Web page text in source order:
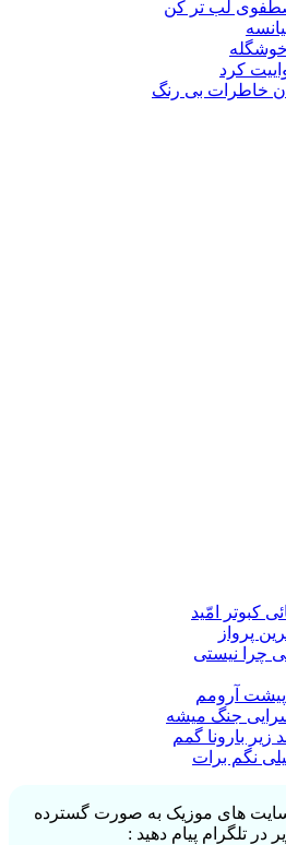
لب تر کن
بی رنگ
امّید
جنگ میشه
گمم
برات
موزیک به صورت گسترده
پیام دهید :